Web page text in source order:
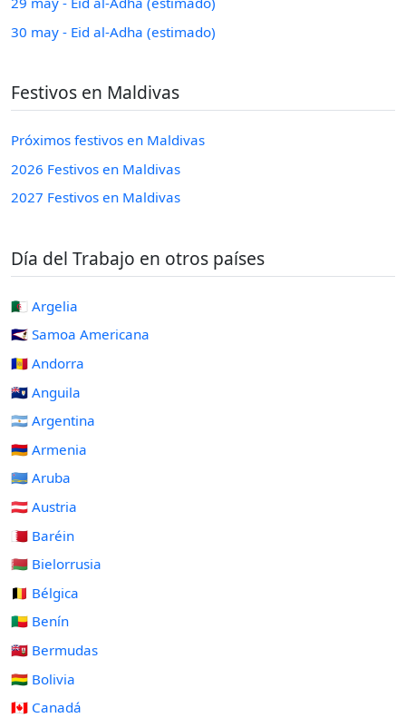
30 may - Eid al-Adha (estimado)
Festivos en Maldivas
Próximos festivos en Maldivas
2026 Festivos en Maldivas
2027 Festivos en Maldivas
Día del Trabajo en otros países
🇩🇿 Argelia
🇦🇸 Samoa Americana
🇦🇩 Andorra
🇦🇮 Anguila
🇦🇷 Argentina
🇦🇲 Armenia
🇦🇼 Aruba
🇦🇹 Austria
🇧🇭 Baréin
🇧🇾 Bielorrusia
🇧🇪 Bélgica
🇧🇯 Benín
🇧🇲 Bermudas
🇧🇴 Bolivia
🇨🇦 Canadá